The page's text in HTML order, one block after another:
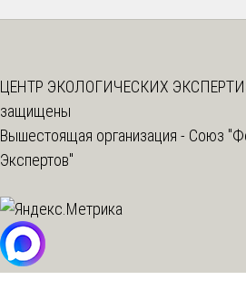
ЦЕНТР ЭКОЛОГИЧЕСКИХ
защищены
Вышестоящая организация - Союз
Экспертов"